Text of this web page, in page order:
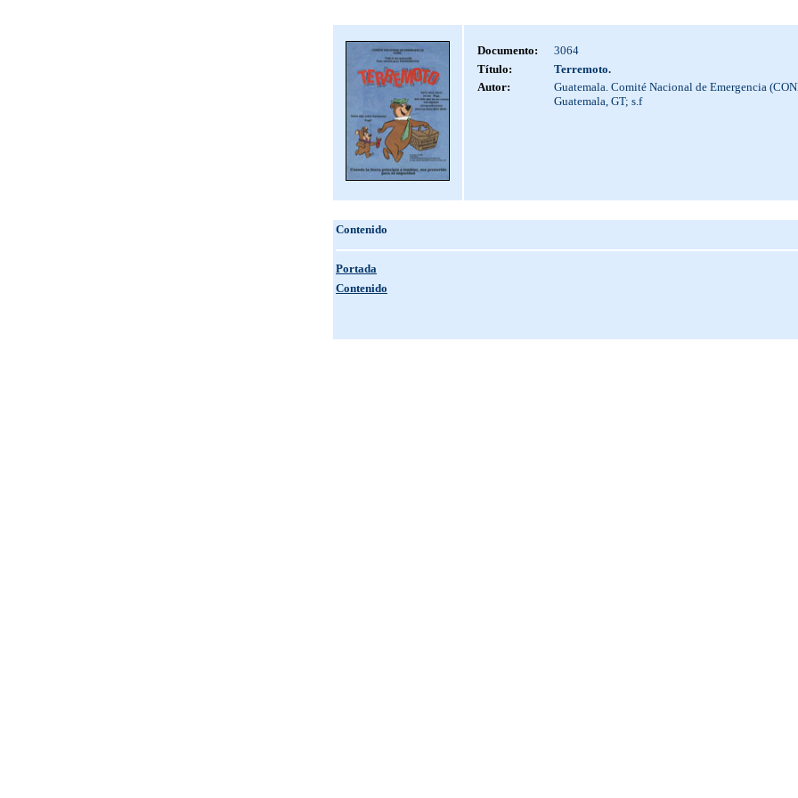
Documento:
3064
Título:
Terremoto.
Autor:
Guatemala. Comité Nacional de Emergencia
Guatemala, GT; s.f
Contenido
Portada
Contenido